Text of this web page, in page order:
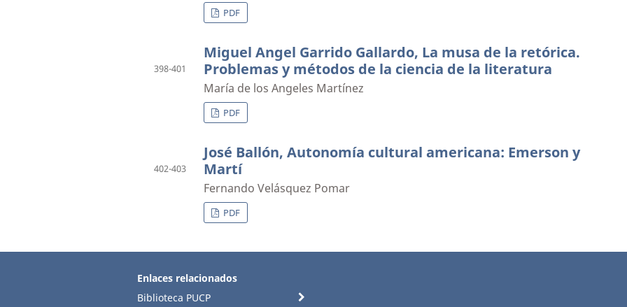
PDF
Miguel Angel Garrido Gallardo, La musa de la retórica.
Problemas y métodos de la ciencia de la literatura
María de los Angeles Martínez
398-401
PDF
José Ballón, Autonomía cultural americana: Emerson y
Martí
Fernando Velásquez Pomar
402-403
PDF
Enlaces relacionados
Biblioteca PUCP